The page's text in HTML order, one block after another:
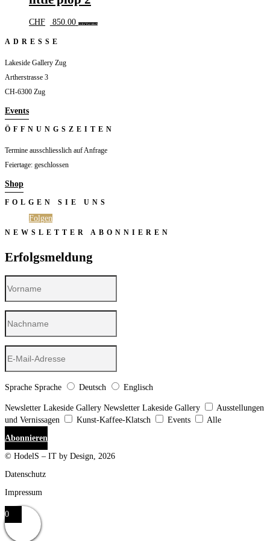
CHF 850.00 In den Warenkorb
ADRESSE
Lakeside Gallery Zug
Artherstrasse 3
CH-6300 Zug
Events
ÖFFNUNGSZEITEN
Termine ausschliesslich auf Anfrage
Feiertage: geschlossen
Shop
FOLGEN SIE UNS
Folgen
NEWSLETTER ABONNIEREN
Erfolgsmeldung
Sprache Sprache Deutsch Englisch
Newsletter Lakeside Gallery Newsletter Lakeside Gallery
Ausstellungen
und Vernissagen
Kunst-Kaffee-Klatsch Events
Alle
Abonnieren
© HodelS – IT by Design, 2026
Datenschutz
Impressum
0